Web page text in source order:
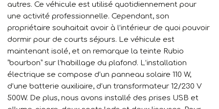
autres. Ce véhicule est utilisé quotidiennement pour
une activité professionnelle. Cependant, son
propriétaire souhaitait avoir à l’intérieur de quoi pouvoir
dormir pour de courts séjours. Le véhicule est
maintenant isolé, et on remarque la teinte Rubio
“bourbon” sur l’habillage du plafond. L’installation
électrique se compose d’un panneau solaire 110 W,
d’une batterie auxiliaire, d’un transformateur 12/230 V
500W. De plus, nous avons installé des prises USB et